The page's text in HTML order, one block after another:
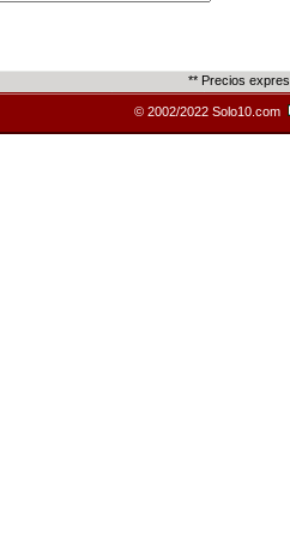
** Precios
© 2002/2022 Solo10.com